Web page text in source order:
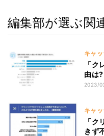
編集部が選ぶ関
キャ
「
由は
2023/
キャ
「
きず